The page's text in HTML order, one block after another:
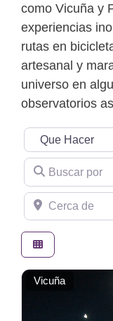
como Vicuña y
experiencias
rutas en
artesanal y
universo en
observatorios
Seleccionar el
Buscar por
Cerca de
Vicuña